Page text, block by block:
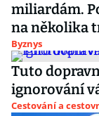
miliardám.
na několika
Byznys
Tuto
ignorování
Cestování a